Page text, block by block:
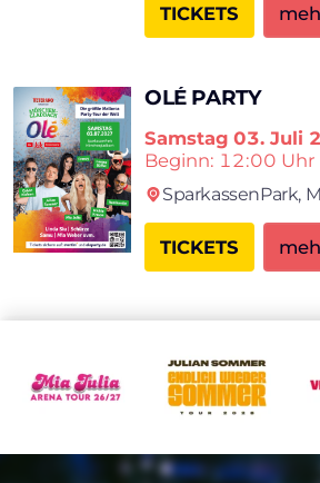
TICKETS
OLÉ PARTY
Samstag 03. Juli
Beginn: 12:00 Uhr
SparkassenPark,
TICKETS